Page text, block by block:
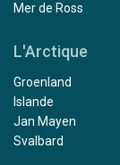
Mer de Ross
L'Arctique
Groenland
Islande
Jan Mayen
Svalbard